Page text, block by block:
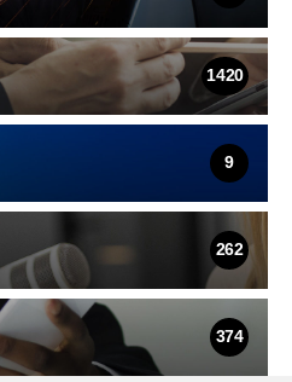
1420
9
262
374